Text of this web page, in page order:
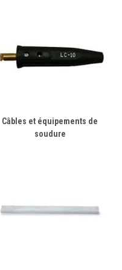
Câbles et équipements de
soudure